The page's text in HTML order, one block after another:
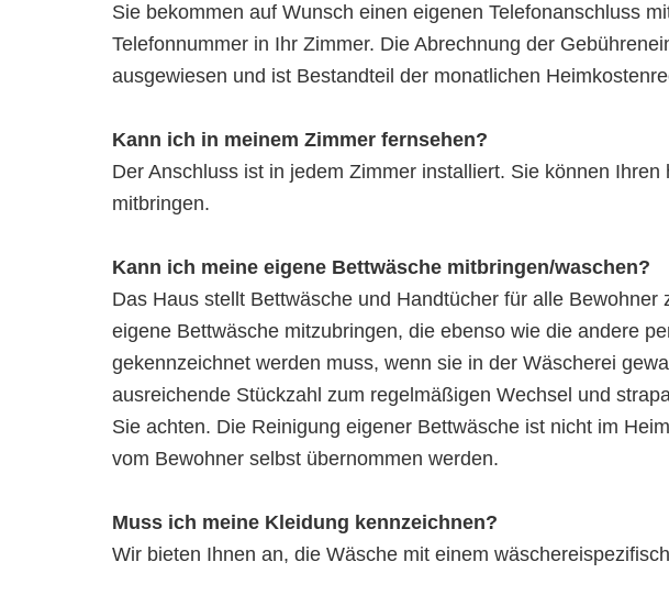
Sie bekommen auf Wunsch einen eigenen Telefonanschluss
Telefonnummer in Ihr Zimmer. Die Abrechnung der
ausgewiesen und ist Bestandteil der monatlichen
Kann ich in meinem Zimmer fernsehen?
Der Anschluss ist in jedem Zimmer installiert. Sie können
mitbringen.
Kann ich meine eigene Bettwäsche mitbringen/waschen?
Das Haus stellt Bettwäsche und Handtücher für alle Bewohner
eigene Bettwäsche mitzubringen, die ebenso wie die andere
gekennzeichnet werden muss, wenn sie in der Wäscherei
ausreichende Stückzahl zum regelmäßigen Wechsel und
Sie achten. Die Reinigung eigener Bettwäsche ist nicht im
vom Bewohner selbst übernommen werden.
Muss ich meine Kleidung kennzeichnen?
Wir bieten Ihnen an, die Wäsche mit einem